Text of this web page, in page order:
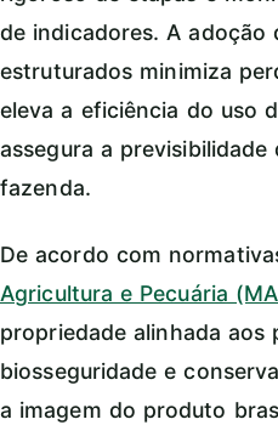
de indicadores. A adoção
estruturados minimiza
eleva a eficiência do uso
assegura a
fazenda.
De acordo com
Agricultura e Pecuária
propriedade alinhada aos
biosseguridade e
a imagem do produto